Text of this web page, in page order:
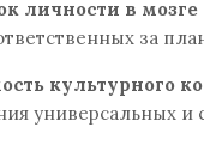
личности в мозге
за
культурного
универсальных и